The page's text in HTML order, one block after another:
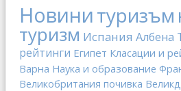
Новинитуризъм
туризм Испания Албена
рейтинги Египет Класации и
Варна Наука и образование
Великобритания почивка